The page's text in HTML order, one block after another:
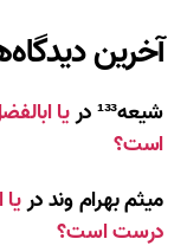
آخرین
شیعه¹³³ دریا
است؟
میثم بهرام ونددر
درست است؟